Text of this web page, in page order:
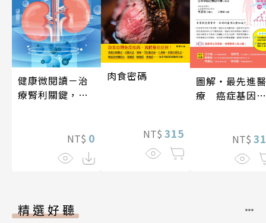
健康微閱讀－治
療腎利關鍵，血
NT$ 0
肉食密碼
NT$ 315
圖解‧最先進醫
療 癌症基因療
NT$
精選好聽